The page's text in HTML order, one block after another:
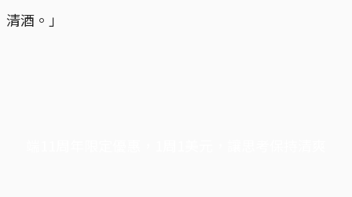
清酒。」